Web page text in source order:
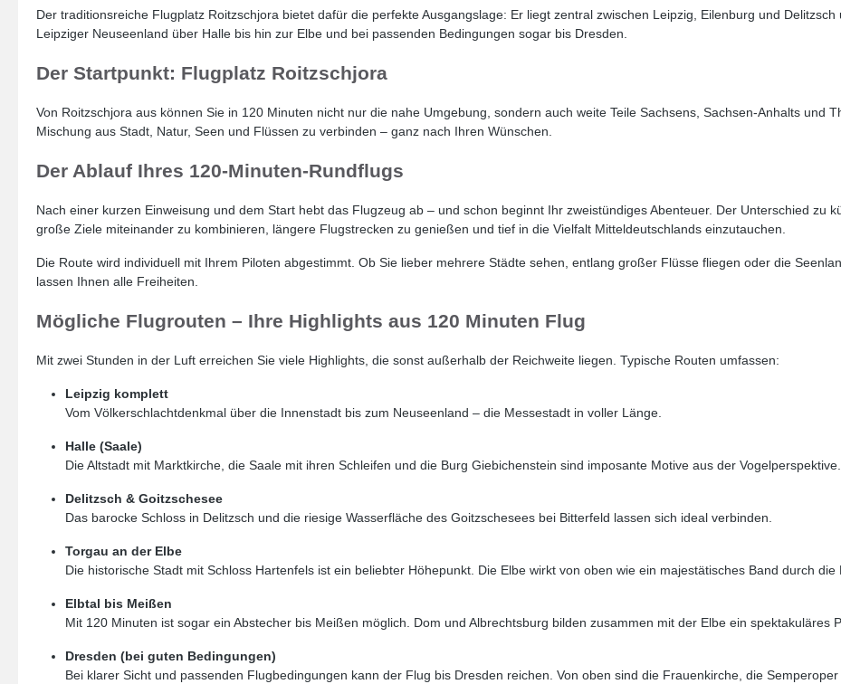
Der traditionsreiche Flugplatz Roitzschjora bietet dafür die perfekte Ausgangslage: Er liegt zentral zwischen Leipzig, Eilenburg und
Leipziger Neuseenland über Halle bis hin zur Elbe und bei passenden Bedingungen sogar bis Dresden.
Der Startpunkt: Flugplatz Roitzschjora
Von Roitzschjora aus können Sie in 120 Minuten nicht nur die nahe Umgebung, sondern auch weite Teile Sachsens, Sachsen-Anhalts und
Mischung aus Stadt, Natur, Seen und Flüssen zu verbinden – ganz nach Ihren Wünschen.
Der Ablauf Ihres 120-Minuten-Rundflugs
Nach einer kurzen Einweisung und dem Start hebt das Flugzeug ab – und schon beginnt Ihr zweistündiges Abenteuer. Der Unterschied zu
große Ziele miteinander zu kombinieren, längere Flugstrecken zu genießen und tief in die Vielfalt Mitteldeutschlands einzutauchen.
Die Route wird individuell mit Ihrem Piloten abgestimmt. Ob Sie lieber mehrere Städte sehen, entlang großer Flüsse fliegen oder die
lassen Ihnen alle Freiheiten.
Mögliche Flugrouten – Ihre Highlights aus 120 Minuten Flug
Mit zwei Stunden in der Luft erreichen Sie viele Highlights, die sonst außerhalb der Reichweite liegen. Typische Routen umfassen:
Leipzig komplett
Vom Völkerschlachtdenkmal über die Innenstadt bis zum Neuseenland – die Messestadt in voller Länge.
Halle (Saale)
Die Altstadt mit Marktkirche, die Saale mit ihren Schleifen und die Burg Giebichenstein sind imposante Motive aus der Vogelperspektive.
Delitzsch & Goitzschesee
Das barocke Schloss in Delitzsch und die riesige Wasserfläche des Goitzschesees bei Bitterfeld lassen sich ideal verbinden.
Torgau an der Elbe
Die historische Stadt mit Schloss Hartenfels ist ein beliebter Höhepunkt. Die Elbe wirkt von oben wie ein majestätisches Band durch die
Elbtal bis Meißen
Mit 120 Minuten ist sogar ein Abstecher bis Meißen möglich. Dom und Albrechtsburg bilden zusammen mit der Elbe ein spektakuläres
Dresden (bei guten Bedingungen)
Bei klarer Sicht und passenden Flugbedingungen kann der Flug bis Dresden reichen. Von oben sind die Frauenkirche, die